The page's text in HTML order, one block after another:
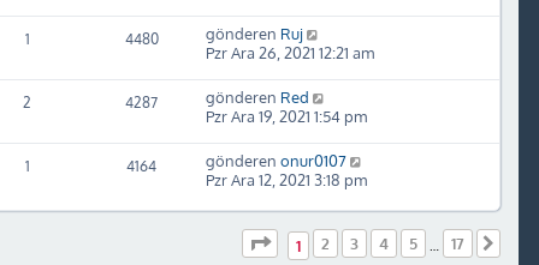
1 4480 gönderen Ruj
Pzr Ara 26, 2021 12:21 am
2 4287 gönderen Red
Pzr Ara 19, 2021 1:54 pm
1 4164 gönderen onur0107
Pzr Ara 12, 2021 3:18 pm
. sayfa (Toplam sayfa)
1 2 3 4 5 … 17